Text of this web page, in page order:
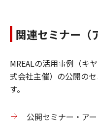
関連セミナー（
MREALの活用事例（キ
式会社主催）の公開の
す。
公開セミナー・ア